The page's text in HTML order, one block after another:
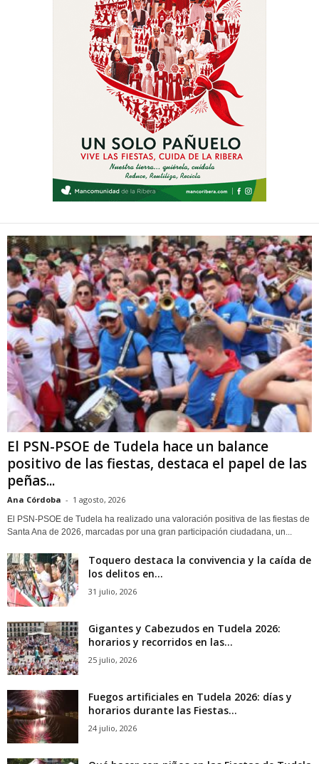
El PSN-PSOE de Tudela hace un balance
positivo de las fiestas, destaca el papel de las
peñas...
Ana Córdoba - 1 agosto, 2026
El PSN-PSOE de Tudela ha realizado una valoración positiva de las fiestas de
Santa Ana de 2026, marcadas por una gran participación ciudadana, un...
Toquero destaca la convivencia y la caída de
los delitos en...
31 julio, 2026
Gigantes y Cabezudos en Tudela 2026:
horarios y recorridos en las...
25 julio, 2026
Fuegos artificiales en Tudela 2026: días y
horarios durante las Fiestas...
24 julio, 2026